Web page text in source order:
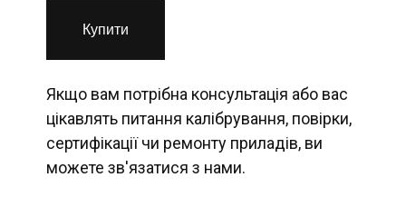
Купити
Якщо вам потрібна консультація або вас
цікавлять питання калібрування, повірки,
сертифікації чи ремонту приладів, ви
можете зв'язатися з нами.